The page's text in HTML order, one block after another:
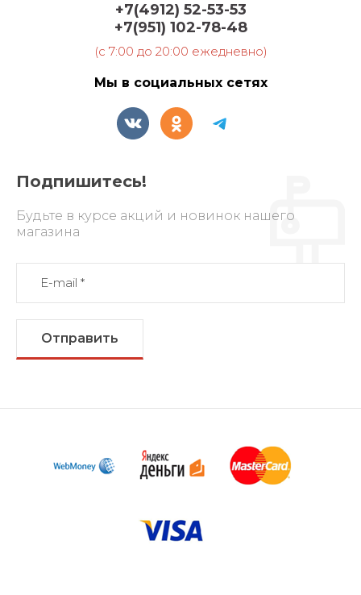
+7(4912) 52-53-53
+7(951) 102-78-48
(c 7:00 до 20:00 ежедневно)
Мы в социальных сетях
Подпишитесь!
Будьте в курсе акций и новинок нашего
магазина
Отправить